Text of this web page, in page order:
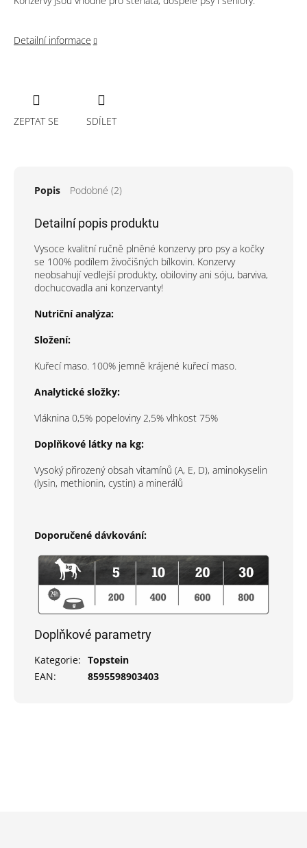
Detailní informace
ZEPTAT SE SDÍLET
Popis Podobné (2)
Detailní popis produktu
Vysoce kvalitní ručně plněné konzervy pro psy a kočky
se 100% podílem živočišných bílkovin. Konzervy
neobsahují vedlejší produkty, obiloviny ani sóju, barviva,
dochucovadla ani konzervanty!
Nutriční analýza:
Složení:
Kuřecí maso. 100% jemně krájené kuřecí maso.
Analytické složky:
Vláknina 0,5% popeloviny 2,5% vlhkost 75%
Doplňkové látky na kg:
Vysoký přirozený obsah vitamínů (A, E, D), aminokyselin
(lysin, methionin, cystin) a minerálů
Doporučené dávkování:
Doplňkové parametry
Kategorie: Topstein
EAN: 8595598903403